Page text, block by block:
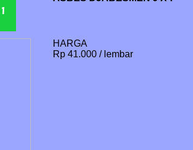
HARGA
Rp 41.000 / lembar